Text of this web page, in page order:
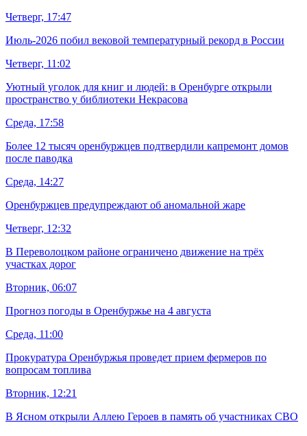
Четверг, 17:47
Июль-2026 побил вековой температурный рекорд в России
Четверг, 11:02
Уютный уголок для книг и людей: в Оренбурге открыли
пространство у библиотеки Некрасова
Среда, 17:58
Более 12 тысяч оренбуржцев подтвердили капремонт домов
после паводка
Среда, 14:27
Оренбуржцев предупреждают об аномальной жаре
Четверг, 12:32
В Переволоцком районе ограничено движение на трёх
участках дорог
Вторник, 06:07
Прогноз погоды в Оренбуржье на 4 августа
Среда, 11:00
Прокуратура Оренбуржья проведет прием фермеров по
вопросам топлива
Вторник, 12:21
В Ясном открыли Аллею Героев в память об участниках СВО